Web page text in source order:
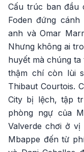
Cấu trúc ban đầu
Foden đứng
anh và Omar
Nhưng không ai
huyết mà chúng
thậm chí còn lùi
Thibaut Courtois.
City bị lệch, tập
phòng ngự của
Valverde chơi ở
Mbappe đến từ